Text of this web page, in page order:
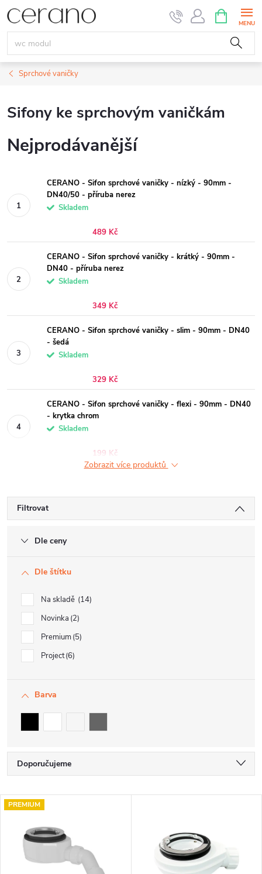
Přejít
na
obsah
NÁKUPNÍ
KOŠÍK
Sprchové vaničky
Sifony ke sprchovým vaničkám
Nejprodávanější
CERANO - Sifon sprchové vaničky - nízký - 90mm -
DN40/50 - příruba nerez
Skladem
489 Kč
CERANO - Sifon sprchové vaničky - krátký - 90mm -
DN40 - příruba nerez
Skladem
349 Kč
CERANO - Sifon sprchové vaničky - slim - 90mm - DN40
- šedá
Skladem
329 Kč
CERANO - Sifon sprchové vaničky - flexi - 90mm - DN40
- krytka chrom
Skladem
199 Kč
Zobrazit více produktů
Filtrovat
Dle ceny
Dle štítku
Na skladě 14
Novinka 2
Premium 5
Project 6
Barva
Ř
z
Doporučujeme
Nejdražší
Nejprodávanější
Abecedně
V
PREMIUM